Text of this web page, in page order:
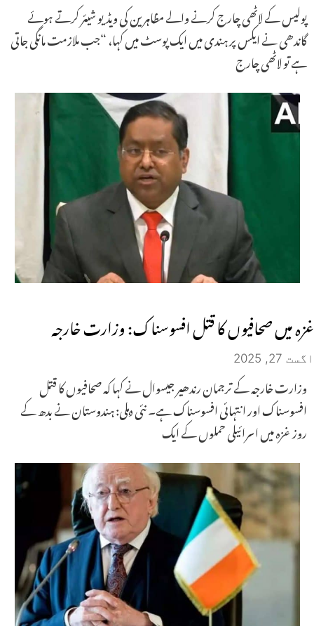
پولیس کے لاٹھی چارج کرنے والے مظاہرین کی ویڈیو شیئر کرتے ہوئے
گاندھی نے ایکس پر ہندی میں ایک پوسٹ میں کہا، “جب ملازمت مانگی جاتی
ہے تو لاٹھی چارج
غزہ میں صحافیوں کا قتل افسوسناک: وزارت خارجہ
اگست 27, 2025
وزارت خارجہ کے ترجمان رندھیر جیسوال نے کہا کہ صحافیوں کا قتل
افسوسناک اور انتہائی افسوسناک ہے۔ نئی دہلی: ہندوستان نے بدھ کے
روز غزہ میں اسرائیلی حملوں کے ایک